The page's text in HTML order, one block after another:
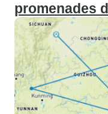
promenades